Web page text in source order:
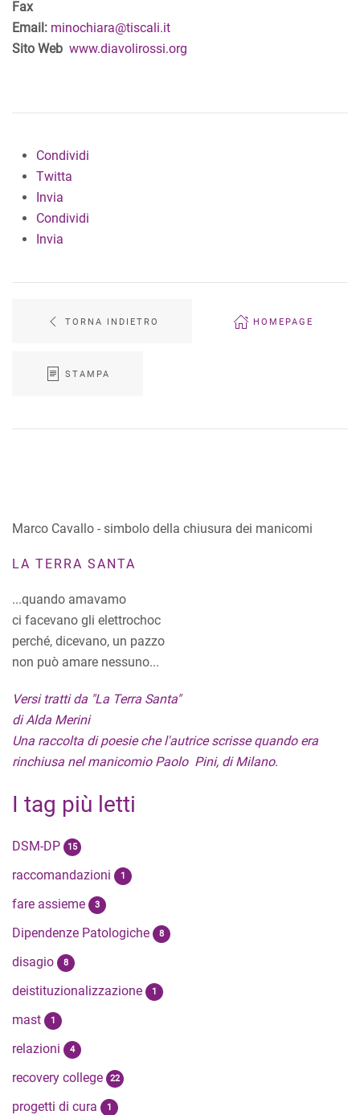
Fax
Email: minochiara@tiscali.it
Sito Web www.diavolirossi.org
Condividi
Twitta
Invia
Condividi
Invia
TORNA INDIETRO HOMEPAGE
STAMPA
Marco Cavallo - simbolo della chiusura dei manicomi
LA TERRA SANTA
...quando amavamo
ci facevano gli elettrochoc
perché, dicevano, un pazzo
non può amare nessuno...
Versi tratti da "La Terra Santa"
di Alda Merini
Una raccolta di poesie che l'autrice scrisse quando era
rinchiusa nel manicomio Paolo Pini, di Milano.
I tag più letti
DSM-DP 15
raccomandazioni 1
fare assieme 3
Dipendenze Patologiche 8
disagio 8
deistituzionalizzazione 1
mast 1
relazioni 4
recovery college 22
progetti di cura 1